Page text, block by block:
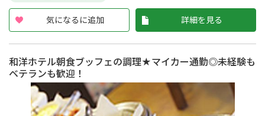
気になるに追加 詳細を見る
和洋ホテル朝食ブッフェの調理★マイカー通勤◎未経験も
ベテランも歓迎！